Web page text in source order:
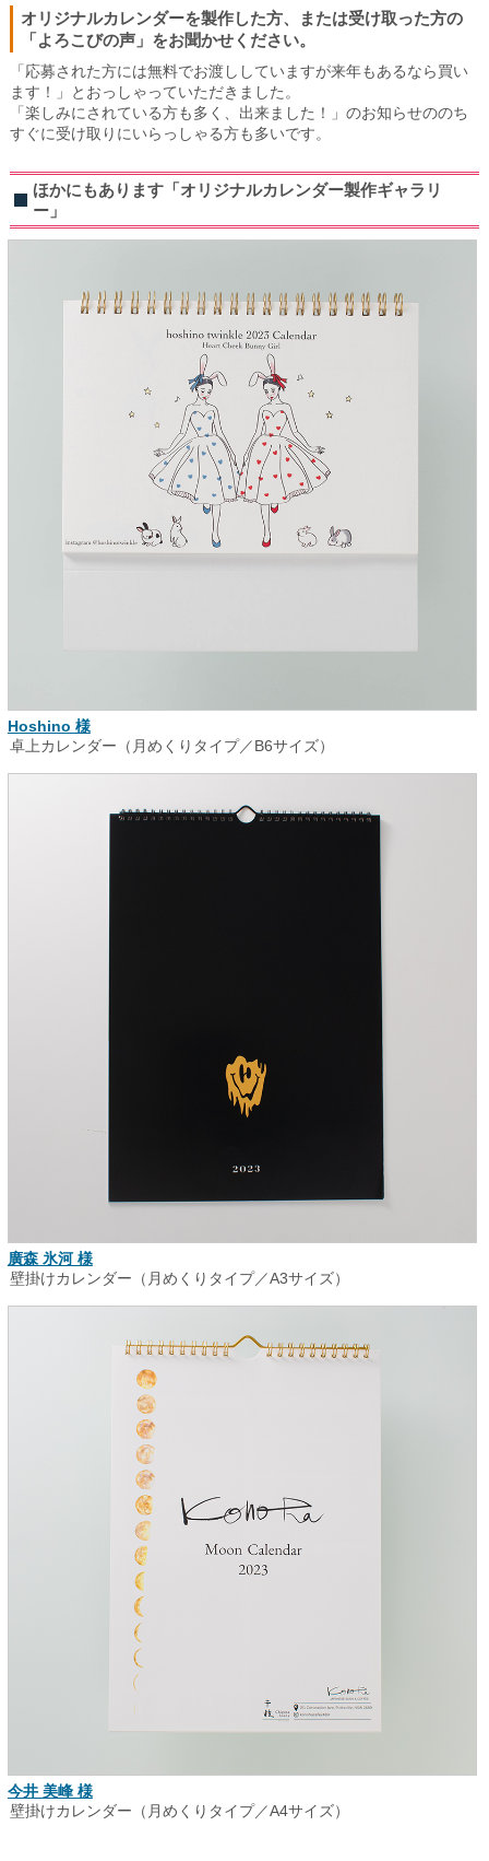
オリジナルカレンダーを製作した方、または受け取った方の
「よろこびの声」をお聞かせください。
「応募された方には無料でお渡ししていますが来年もあるなら買い
ます！」とおっしゃっていただきました。
「楽しみにされている方も多く、出来ました！」のお知らせののち
すぐに受け取りにいらっしゃる方も多いです。
ほかにもあります「オリジナルカレンダー製作ギャラリ
ー」
Hoshino 様
卓上カレンダー（月めくりタイプ／B6サイズ）
廣森 氷河 様
壁掛けカレンダー（月めくりタイプ／A3サイズ）
今井 美峰 様
壁掛けカレンダー（月めくりタイプ／A4サイズ）